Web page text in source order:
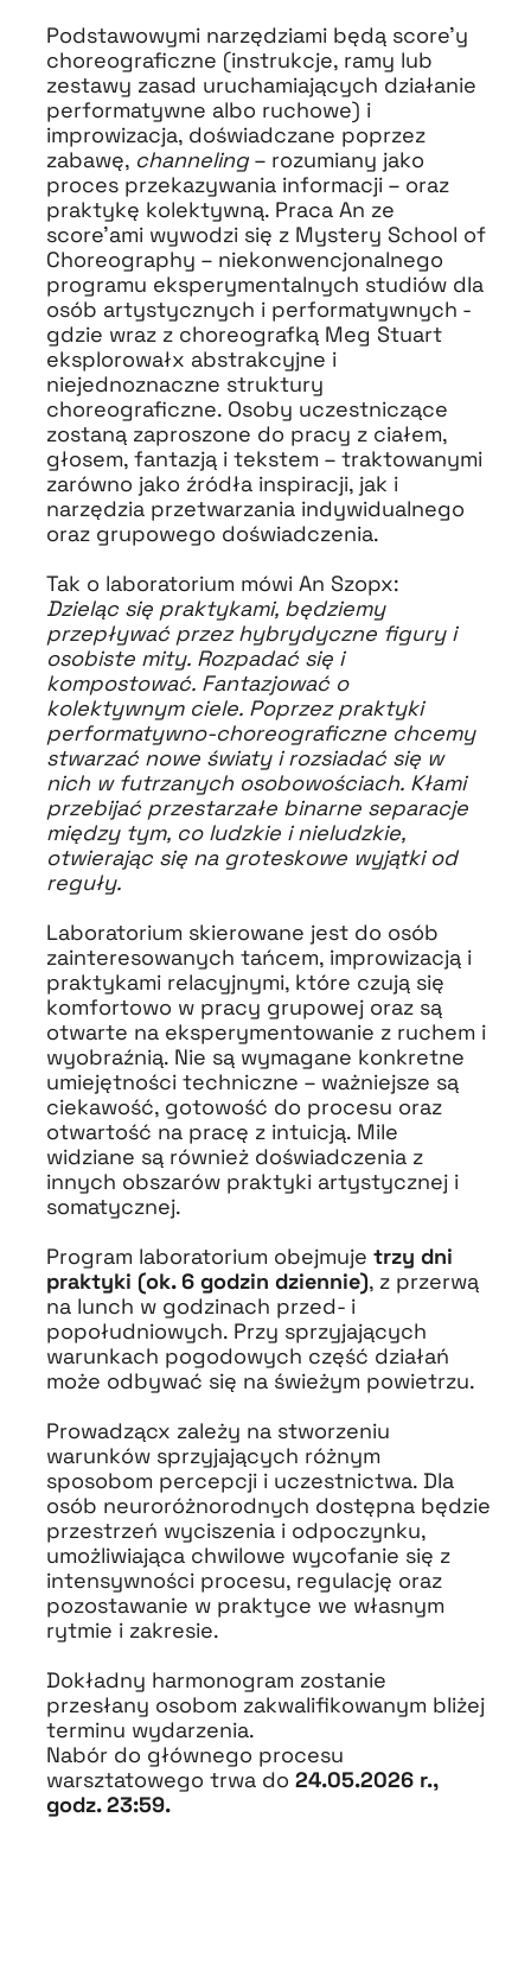
Podstawowymi narzędziami będą score’y
choreograficzne (instrukcje, ramy lub
zestawy zasad uruchamiających działanie
performatywne albo ruchowe) i
improwizacja, doświadczane poprzez
zabawę, channeling– rozumiany jako
proces przekazywania informacji – oraz
praktykę kolektywną. Praca An ze
score’ami wywodzi się z Mystery School of
Choreography – niekonwencjonalnego
programu eksperymentalnych studiów dla
osób artystycznych i performatywnych -
gdzie wraz z choreografką Meg Stuart
eksplorowałx abstrakcyjne i
niejednoznaczne struktury
choreograficzne. Osoby uczestniczące
zostaną zaproszone do pracy z ciałem,
głosem, fantazją i tekstem – traktowanymi
zarówno jako źródła inspiracji, jak i
narzędzia przetwarzania indywidualnego
oraz grupowego doświadczenia.
Tak o laboratorium mówi An Szopx:
Dzieląc się praktykami, będziemy
przepływać przez hybrydyczne figury i
osobiste mity. Rozpadać się i
kompostować. Fantazjować o
kolektywnym ciele. Poprzez praktyki
performatywno-choreograficzne chcemy
stwarzać nowe światy i rozsiadać się w
nich w futrzanych osobowościach. Kłami
przebijać przestarzałe binarne separacje
między tym, co ludzkie i nieludzkie,
otwierając się na groteskowe wyjątki od
reguły.
Laboratorium skierowane jest do osób
zainteresowanych tańcem, improwizacją i
praktykami relacyjnymi, które czują się
komfortowo w pracy grupowej oraz są
otwarte na eksperymentowanie z ruchem i
wyobraźnią. Nie są wymagane konkretne
umiejętności techniczne – ważniejsze są
ciekawość, gotowość do procesu oraz
otwartość na pracę z intuicją. Mile
widziane są również doświadczenia z
innych obszarów praktyki artystycznej i
somatycznej.
Program laboratorium obejmuje trzy dni
praktyki (ok. 6 godzin dziennie), z przerwą
na lunch w godzinach przed- i
popołudniowych. Przy sprzyjających
warunkach pogodowych część działań
może odbywać się na świeżym powietrzu.
Prowadzącx zależy na stworzeniu
warunków sprzyjających różnym
sposobom percepcji i uczestnictwa. Dla
osób neuroróżnorodnych dostępna będzie
przestrzeń wyciszenia i odpoczynku,
umożliwiająca chwilowe wycofanie się z
intensywności procesu, regulację oraz
pozostawanie w praktyce we własnym
rytmie i zakresie.
Dokładny harmonogram zostanie
przesłany osobom zakwalifikowanym bliżej
terminu wydarzenia.
Nabór do głównego procesu
warsztatowego trwa do 24.05.2026 r.,
godz. 23:59.